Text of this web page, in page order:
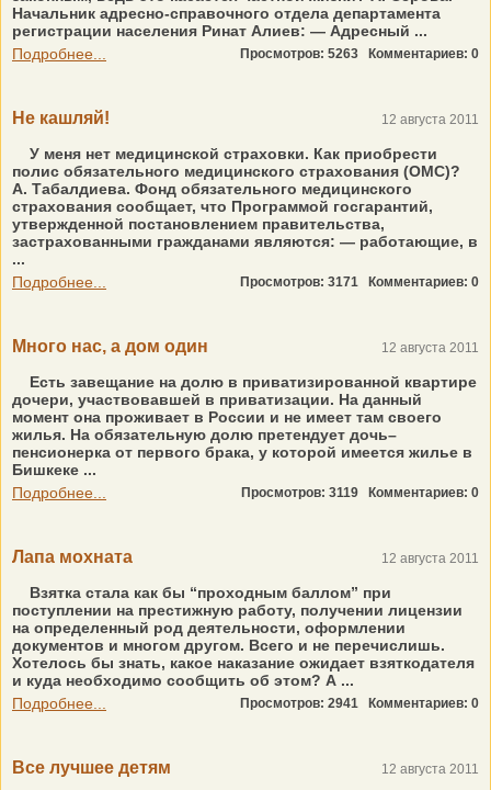
Начальник адресно-справочного отдела департамента
регистрации населения Ринат Алиев: — Адресный ...
Подробнее...
Просмотров: 5263 Комментариев: 0
Не кашляй! 12 августа 2011
У меня нет медицинской страховки. Как приобрести
полис обязательного медицинского страхования (ОМС)?
А. Табалдиева. Фонд обязательного медицинского
страхования сообщает, что Программой госгарантий,
утвержденной постановлением правительства,
застрахованными гражданами являются: — работающие, в
...
Подробнее...
Просмотров: 3171 Комментариев: 0
Много нас, а дом один 12 августа 2011
Есть завещание на долю в приватизированной квартире
дочери, участвовавшей в приватизации. На данный
момент она проживает в России и не имеет там своего
жилья. На обязательную долю претендует дочь–
пенсионерка от первого брака, у которой имеется жилье в
Бишкеке ...
Подробнее...
Просмотров: 3119 Комментариев: 0
Лапа мохната 12 августа 2011
Взятка стала как бы “проходным баллом” при
поступлении на престижную работу, получении лицензии
на определенный род деятельности, оформлении
документов и многом другом. Всего и не перечислишь.
Хотелось бы знать, какое наказание ожидает взяткодателя
и куда необходимо сообщить об этом? А ...
Подробнее...
Просмотров: 2941 Комментариев: 0
Все лучшее детям 12 августа 2011